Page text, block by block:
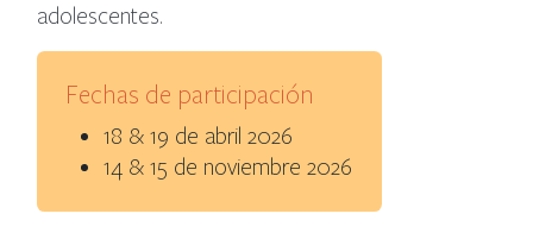
adolescentes.
Fechas de participación
18 & 19 de abril 2026
14 & 15 de noviembre 2026